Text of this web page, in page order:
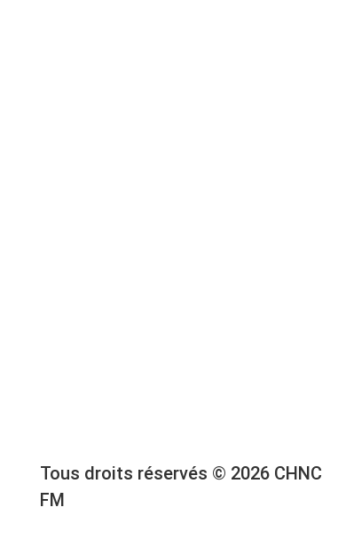
Tous droits réservés © 2026 CHNC
FM